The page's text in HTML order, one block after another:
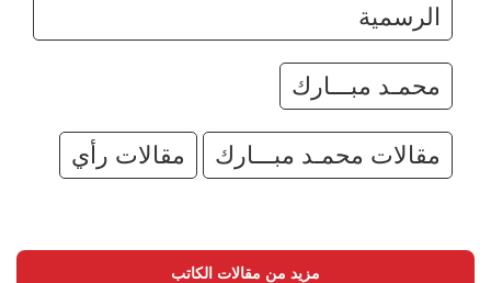
الرسمية
محمـد مبـــارك
مقالات محمـد مبـــارك مقالات رأي
مزيد من مقالات الكاتب